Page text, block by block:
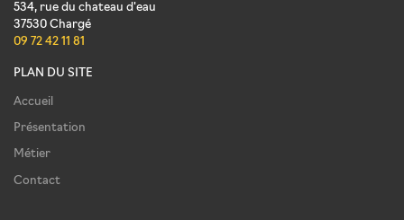
534, rue du chateau d'eau
37530 Chargé
09 72 42 11 81
PLAN DU SITE
Accueil
Présentation
Métier
Contact